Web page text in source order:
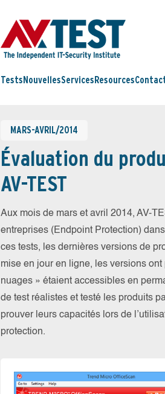
Tests NouvellesServices Resources
MARS-AVRIL/2014
Évaluation du
AV-TEST
Aux mois de mars et avril 2014, AV-
entreprises (Endpoint Protection)
ces tests, les dernières versions de
mise en jour en ligne, les versions
nuages » étaient accessibles en
de test réalistes et testé les produits
prouver leurs capacités lors de
protection.